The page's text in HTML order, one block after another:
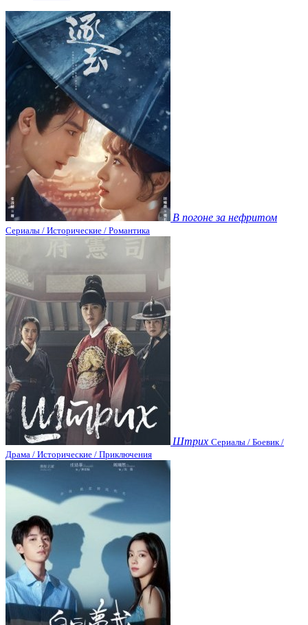
В погоне за нефритом
Сериалы / Исторические / Романтика
Штрих Сериалы / Боевик /
Драма / Исторические / Приключения